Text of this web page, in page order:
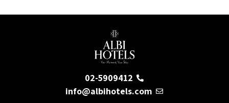
02-5909412
info@albihotels.com